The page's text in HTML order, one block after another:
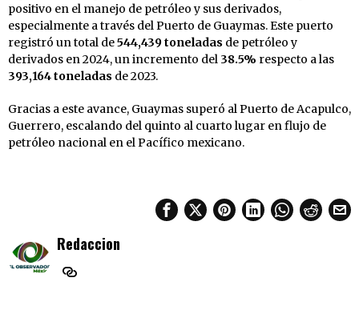
positivo en el manejo de petróleo y sus derivados,
especialmente a través del Puerto de Guaymas. Este puerto
registró un total de544,439 toneladas de petróleo y
derivados en 2024, un incremento del 38.5% respecto a las
393,164 toneladas de 2023.
Gracias a este avance, Guaymas superó al Puerto de Acapulco,
Guerrero, escalando del quinto al cuarto lugar en flujo de
petróleo nacional en el Pacífico mexicano.
Redaccion